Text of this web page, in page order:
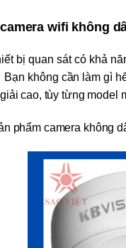
wifi không
bị quan sát có khả
không cần làm gì
cao, tùy từng model
phẩm camera không